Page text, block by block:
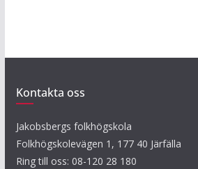
Kontakta oss
Jakobsbergs folkhögskola
Folkhögskolevägen 1, 177 40 Järfälla
Ring till oss: 08-120 28 180